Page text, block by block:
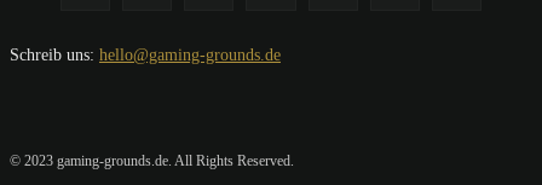
Schreib uns: hello@gaming-grounds.de
© 2023 gaming-grounds.de. All Rights Reserved.